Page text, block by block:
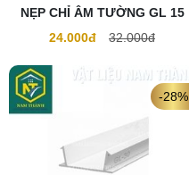
NẸP CHỈ ÂM TƯỜNG GL 15
24.000đ
32.000đ
-28%